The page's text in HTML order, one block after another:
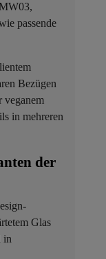
passende
Bezügen
veganem
in mehreren
der
Glas
in